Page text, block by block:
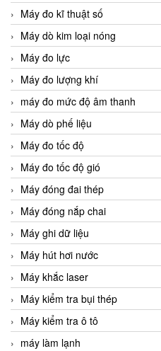
Máy đo kĩ thuật số
Máy dò kim loại nóng
Máy đo lực
Máy đo lượng khí
máy đo mức độ âm thanh
Máy dò phế liệu
Máy đo tốc độ
Máy đo tốc độ gió
Máy đóng đai thép
Máy đóng nắp chai
Máy ghi dữ liệu
Máy hút hơi nước
Máy khắc laser
Máy kiểm tra bụi thép
Máy kiểm tra ô tô
máy làm lạnh